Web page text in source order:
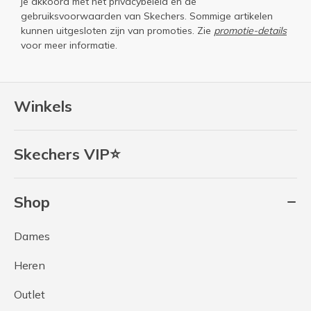
Winkels
Skechers VIP⭐
Shop
Dames
Heren
Outlet
gebruiksvoorwaarden van Skechers. Sommige artikelen
kunnen uitgesloten zijn van promoties. Zie promotie-details
voor meer informatie.